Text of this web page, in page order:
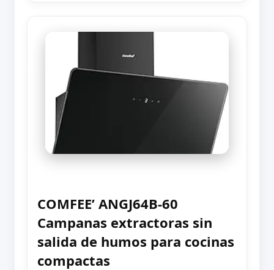
COMFEE’ ANGJ64B-60
Campanas extractoras sin
salida de humos para cocinas
compactas